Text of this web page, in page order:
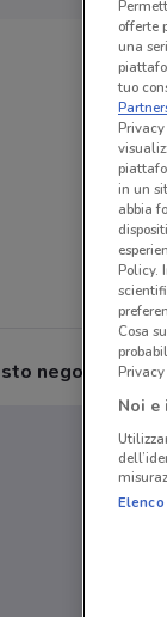
negozio
offerte
una
tuo
in un
abbia
Policy.
Cosa
Noi